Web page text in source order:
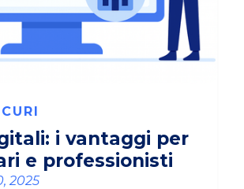
i vantaggi per
e professionisti
2025